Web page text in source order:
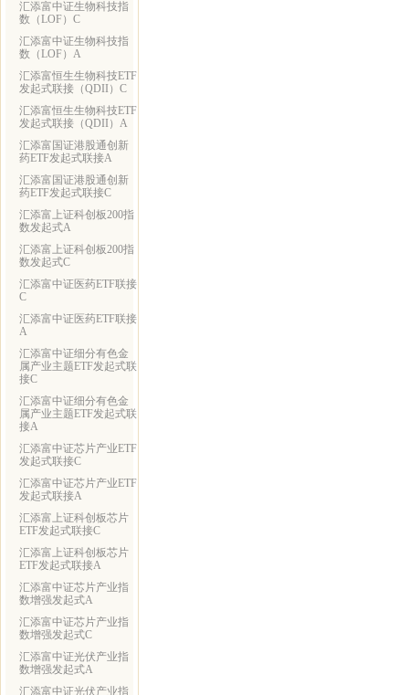
汇添富中证生物科技指
数（LOF）C
汇添富中证生物科技指
数（LOF）A
汇添富恒生生物科技ETF
发起式联接（QDII）C
汇添富恒生生物科技ETF
发起式联接（QDII）A
汇添富国证港股通创新
药ETF发起式联接A
汇添富国证港股通创新
药ETF发起式联接C
汇添富上证科创板200指
数发起式A
汇添富上证科创板200指
数发起式C
汇添富中证医药ETF联接
C
汇添富中证医药ETF联接
A
汇添富中证细分有色金
属产业主题ETF发起式联
接C
汇添富中证细分有色金
属产业主题ETF发起式联
接A
汇添富中证芯片产业ETF
发起式联接C
汇添富中证芯片产业ETF
发起式联接A
汇添富上证科创板芯片
ETF发起式联接C
汇添富上证科创板芯片
ETF发起式联接A
汇添富中证芯片产业指
数增强发起式A
汇添富中证芯片产业指
数增强发起式C
汇添富中证光伏产业指
数增强发起式A
汇添富中证光伏产业指